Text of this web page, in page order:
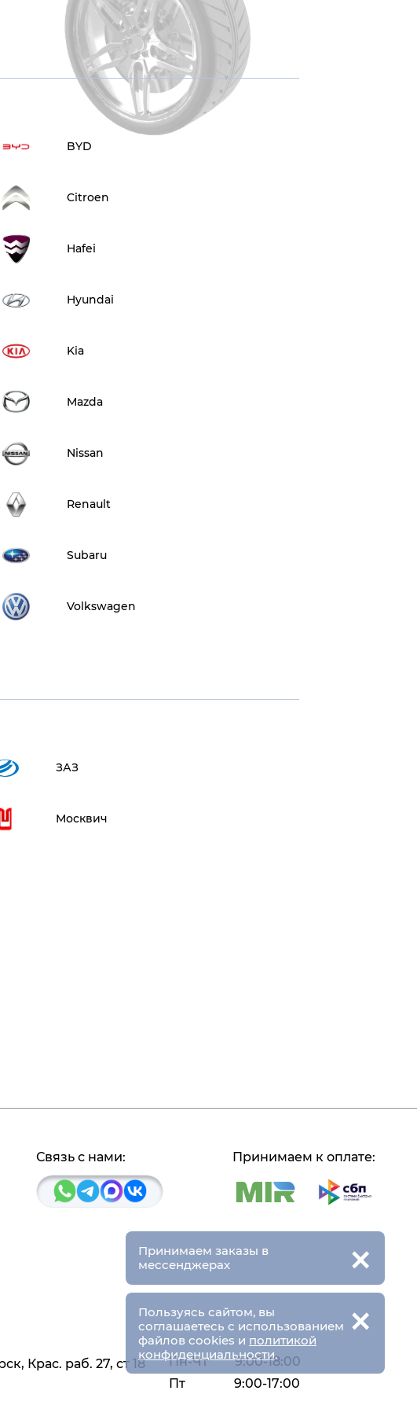
BYD
Citroen
Hafei
Hyundai
Kia
Mazda
Nissan
Renault
Subaru
Volkswagen
ЗАЗ
Москвич
Связь с нами: Принимаем к оплате:
Крас. раб. 27, ст 18 Пн-Чт
9:00-18:00
Пт
9:00-17:00
Пользуясь сайтом, вы
соглашаетесь с использованием
файлов cookies и политикой
конфиденциальности.
×
Принимаем заказы в
мессенджерах
×